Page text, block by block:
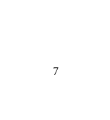
7